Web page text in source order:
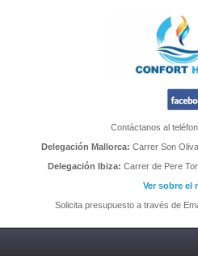
Contáctanos al
Delegación Mallorca: Carrer Son
Delegación Ibiza: Carrer de Pere
Ver sobre el
Solicita presupuesto a través de